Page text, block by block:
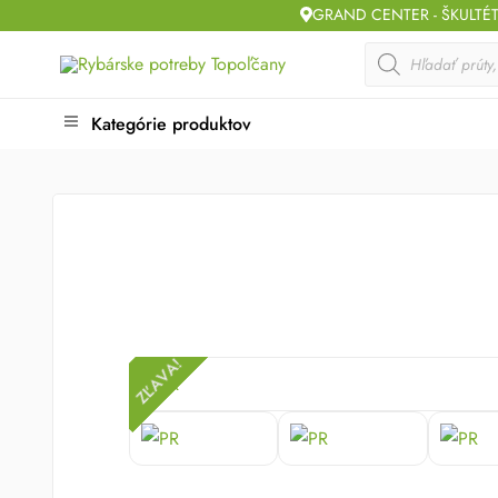
GRAND CENTER -
Products
search
Kategórie produktov
ZĽAVA!
ZĽAVA!